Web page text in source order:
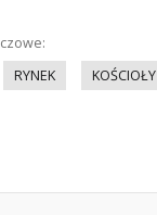
RYNEK KOŚCIOŁY